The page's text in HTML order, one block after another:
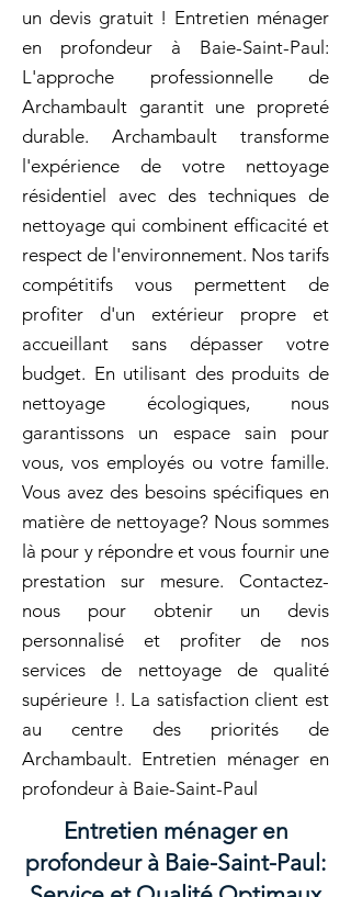
un devis gratuit ! Entretien ménager
en profondeur à Baie-Saint-Paul:
L'approche professionnelle de
Archambault garantit une propreté
durable. Archambault transforme
l'expérience de votre nettoyage
résidentiel avec des techniques de
nettoyage qui combinent efficacité et
respect de l'environnement. Nos tarifs
compétitifs vous permettent de
profiter d'un extérieur propre et
accueillant sans dépasser votre
budget. En utilisant des produits de
nettoyage écologiques, nous
garantissons un espace sain pour
vous, vos employés ou votre famille.
Vous avez des besoins spécifiques en
matière de nettoyage? Nous sommes
là pour y répondre et vous fournir une
prestation sur mesure. Contactez-
nous pour obtenir un devis
personnalisé et profiter de nos
services de nettoyage de qualité
supérieure !. La satisfaction client est
au centre des priorités de
Archambault. Entretien ménager en
profondeur à Baie-Saint-Paul
Entretien ménager en
profondeur à Baie-Saint-Paul: